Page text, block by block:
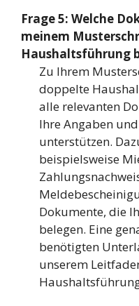
Frage 5: Welche
meinem
Haushaltsführung
Zu Ihrem
doppelte
alle relevanten
Ihre Angaben
unterstützen.
beispielsweise
Dokumente, die
belegen. Eine
benötigten
unserem